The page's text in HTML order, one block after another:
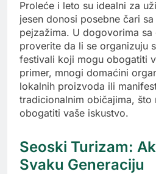
Proleće i leto su idealni za
jesen donosi posebne čari
pejzažima. U dogovorima sa
proverite da li se organizuju
festivali koji mogu obogatiti
primer, mnogi domaćini
lokalnih proizvoda ili
tradicionalnim običajima, što
obogatiti vaše iskustvo.
Seoski Turizam:
Svaku Generaciju